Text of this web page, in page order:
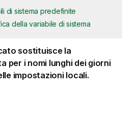
di sistema predefinite
della variabile di sistema
sostituisce la
per i nomi lunghi dei giorni
impostazioni locali.